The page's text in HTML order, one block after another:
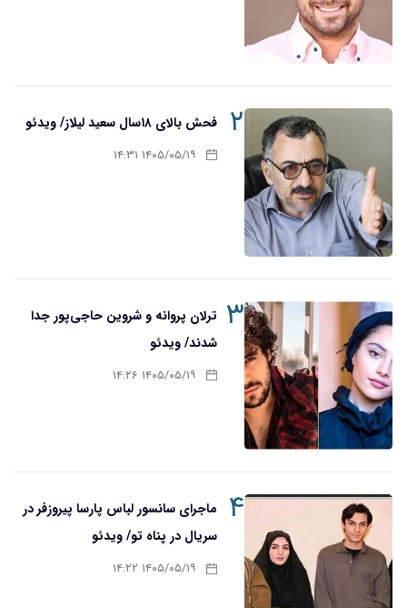
۲ فحش بالای ۱۸سال سعید لیلاز/ ویدئو
۱۴۰۵/۰۵/۱۹ ۱۴:۳۱
۳ ترلان پروانه و شروین حاجی‌پور جدا
شدند/ ویدئو
۱۴۰۵/۰۵/۱۹ ۱۴:۲۶
۴
ماجرای سانسور لباس پارسا پیروزفر در
سریال در پناه تو/ ویدئو
۱۴۰۵/۰۵/۱۹ ۱۴:۲۲